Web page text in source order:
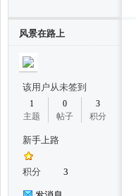
风景在路上
该用户从未签到
1
主题
0
帖子
3
积分
新手上路
积分 3